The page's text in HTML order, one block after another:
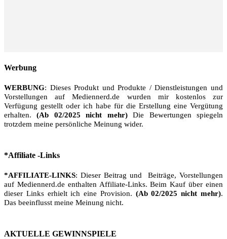
Werbung
WERBUNG: Dieses Produkt und Produkte / Dienstleistungen und
Vorstellungen auf Mediennerd.de wurden mir kostenlos zur
Verfügung gestellt oder ich habe für die Erstellung eine Vergütung
erhalten.(Ab 02/2025 nicht mehr)Die Bewertungen spiegeln
trotzdem meine persönliche Meinung wider.
*Affiliate -Links
*AFFILIATE-LINKS: Dieser Beitrag und Beiträge, Vorstellungen
auf Mediennerd.de enthalten Affiliate-Links. Beim Kauf über einen
dieser Links erhielt ich eine Provision. (Ab 02/2025 nicht mehr).
Das beeinflusst meine Meinung nicht.
AKTUELLE GEWINNSPIELE